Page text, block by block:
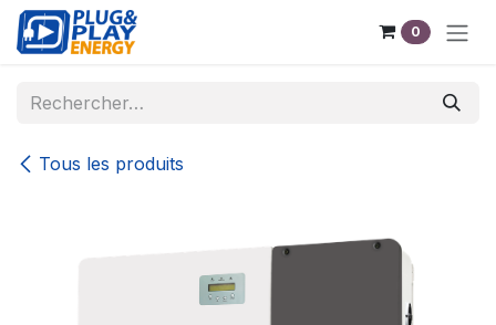
Se rendre au contenu
0
Tous les produits